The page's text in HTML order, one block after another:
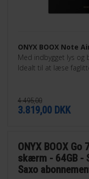
ONYX BOOX Note
Med indbygget lys og
Idealt til at læse
4.495,00
3.819,00 DKK
ONYX BOOX
skærm - 64GB -
Saxo